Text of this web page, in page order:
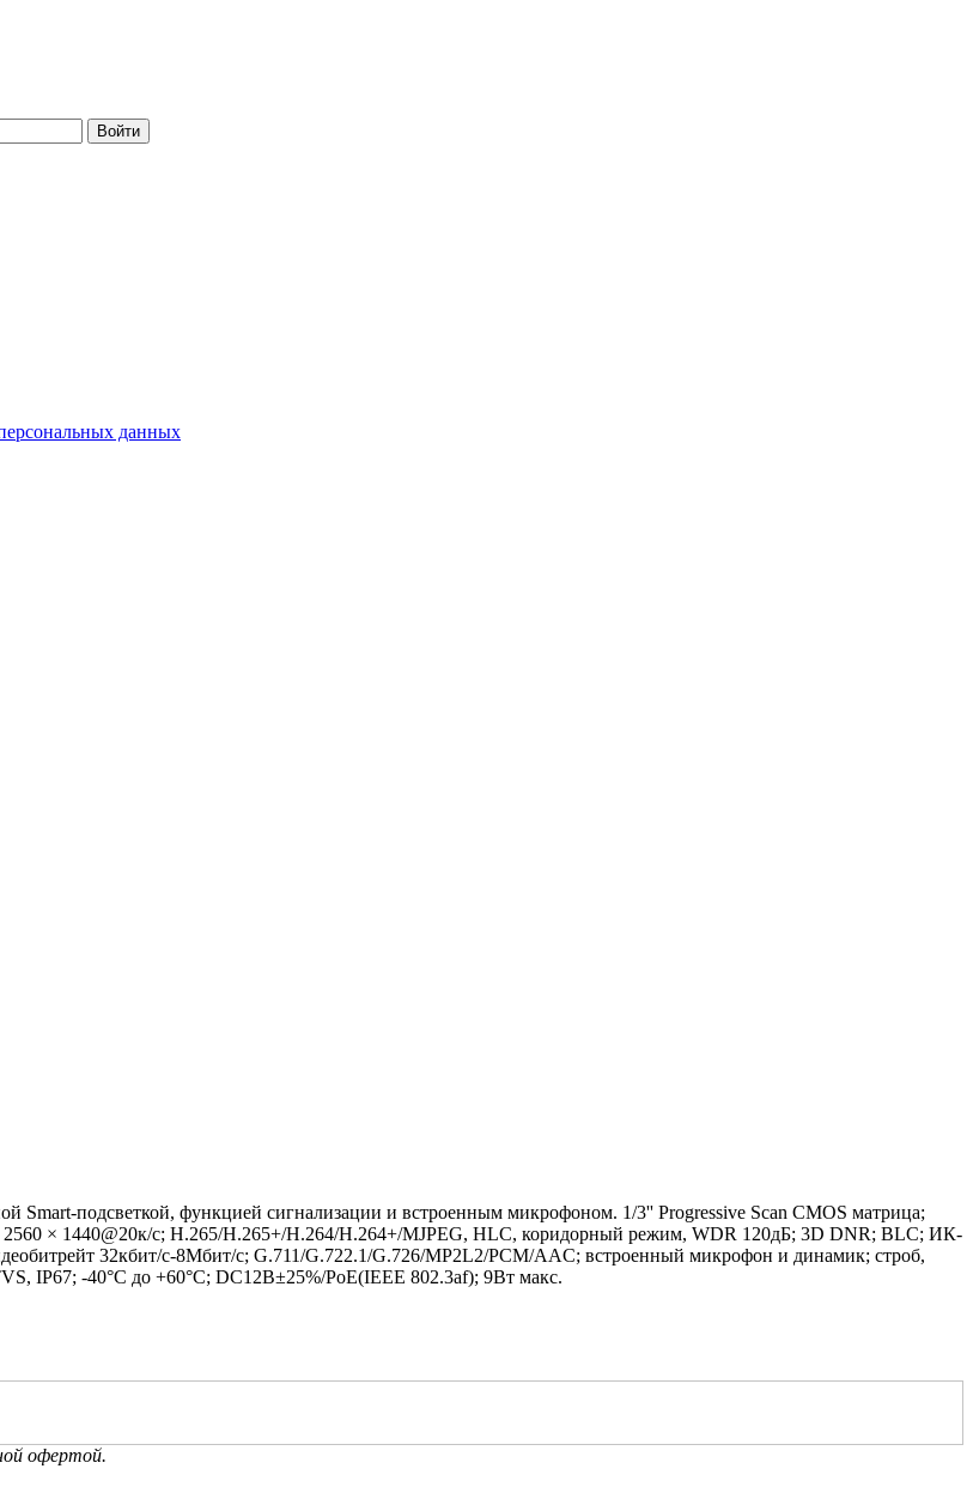
Войти
данных
Smart-подсветкой, функцией сигнализации и встроенным микрофоном. 1/3'' Progressive Scan CMOS матрица;
× 1440@20к/с; H.265/H.265+/H.264/H.264+/MJPEG, HLC, коридорный режим, WDR 120дБ; 3D DNR; BLC; ИК-
32кбит/с-8Мбит/с; G.711/G.722.1/G.726/MP2L2/PCM/AAC; встроенный микрофон и динамик; строб,
IP67; -40°C до +60°C; DC12В±25%/PoE(IEEE 802.3af); 9Вт макс.
офертой.